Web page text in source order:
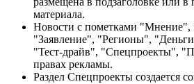
материала.
Новости с пометками "Мнение",
"Заявление", "Регионы",
"Тест-драйв", "Спецпроекты",
правах рекламы.
Раздел Спецпроекты создается